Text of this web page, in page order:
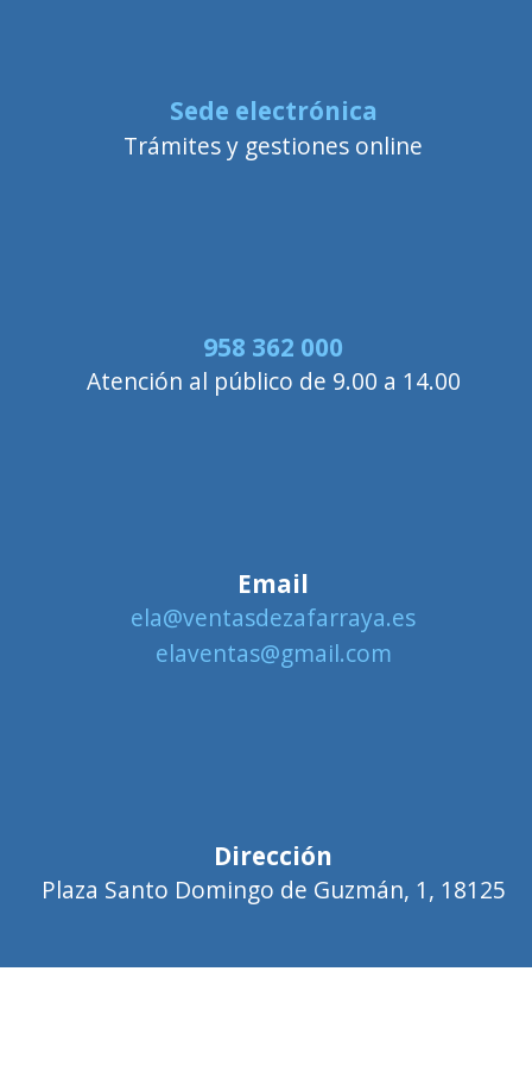
Sede electrónica
Trámites y gestiones online
958 362 000
Atención al público de 9.00 a 14.00
Email
ela@ventasdezafarraya.es
elaventas@gmail.com
Dirección
Plaza Santo Domingo de Guzmán, 1, 18125